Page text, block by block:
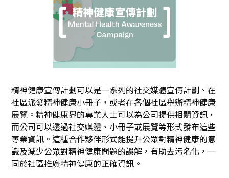
精神健康宣傳計劃可以是一系列的社交媒體宣傳計劃、在
社區派發精神健康小冊子，或者在各個社區舉辦精神健康
展覽。精神健康界的專業人士可以為公司提供相關資訊，
而公司可以透過社交媒體、小冊子或展覽等形式發布這些
專業資訊。這種合作夥伴形式能提升公眾對精神健康的意
識及減少公眾對精神健康問題的誤解，有助去污名化，一
同於社區推廣精神健康的正確資訊。